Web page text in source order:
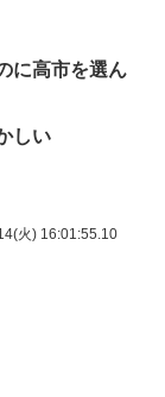
に高市を選ん
しい
火) 16:01:55.10